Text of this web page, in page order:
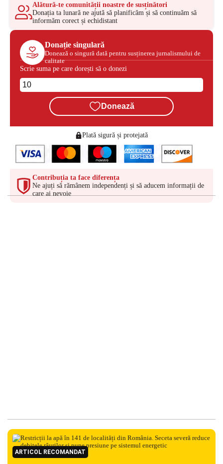
Alătură-te comunității noastre de susținători
Donația ta lunară ne ajută să planificăm și să continuăm să
informăm corect și echidistant
Donație singulară
Donează o singură dată pentru susținerea jurnalismului de
calitate
Scrie suma pe care dorești să o donezi
Donează
Plată sigură și protejată
Contribuția ta face diferența
Ne ajuți să rămânem independenți și să aducem informații de
care ai nevoie
ARTICOL RECOMANDAT